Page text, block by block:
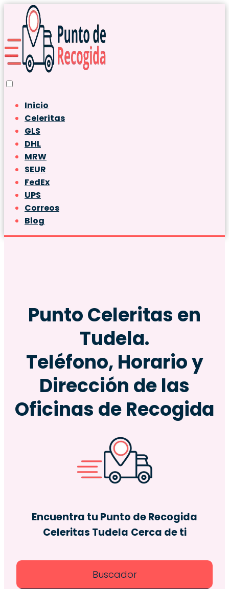
Inicio
Celeritas
GLS
DHL
MRW
SEUR
FedEx
UPS
Correos
Blog
Punto Celeritas en
Tudela.
Teléfono, Horario y
Dirección de las
Oficinas de Recogida
Encuentra tu Punto de Recogida
Celeritas Tudela Cerca de ti
Buscador